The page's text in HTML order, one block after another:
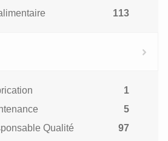
113
1
5
Qualité
97